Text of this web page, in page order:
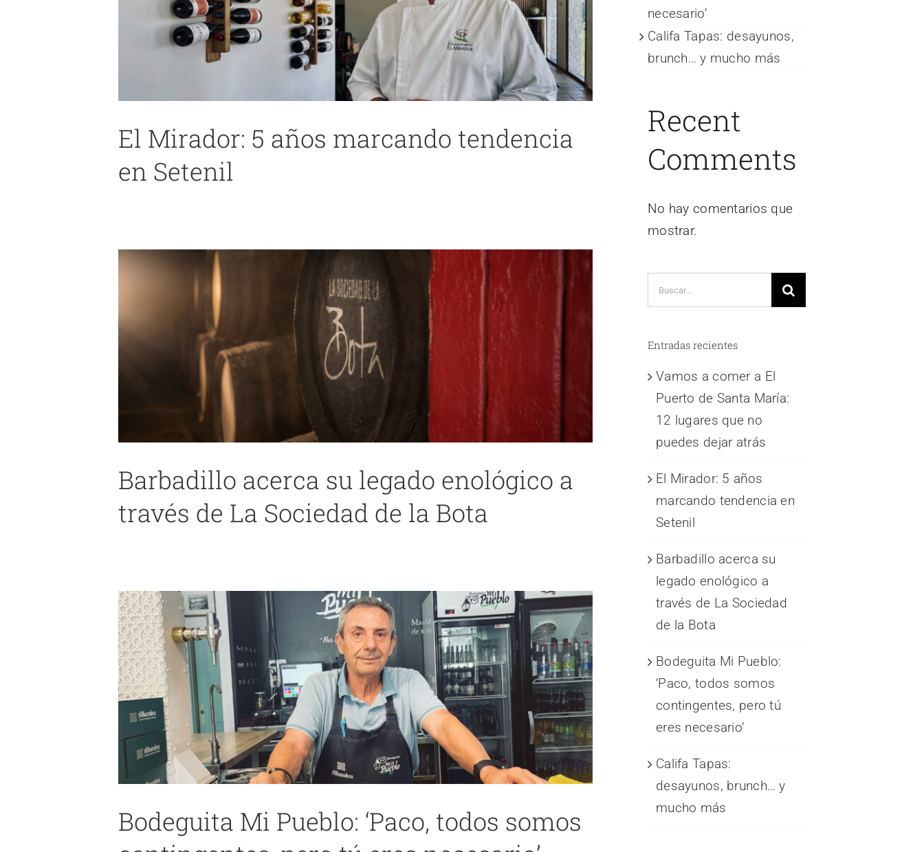
El Mirador: 5 años marcando tendencia
en Setenil
Barbadillo acerca su legado enológico a través de La Sociedad de la Bota
Barbadillo acerca su legado enológico a
través de La Sociedad de la Bota
Bodeguita Mi Pueblo: ‘Paco, todos somos contingentes, pero tú eres
necesario’
Bodeguita Mi Pueblo: ‘Paco, todos somos
Califa Tapas: desayunos, brunch… y mucho más
necesario’
Califa Tapas: desayunos,
brunch… y mucho más
Recent
Comments
No hay comentarios que
mostrar.
Entradas recientes
Vamos a comer a El
Puerto de Santa María:
12 lugares que no
puedes dejar atrás
El Mirador: 5 años
marcando tendencia en
Setenil
Barbadillo acerca su
legado enológico a
través de La Sociedad
de la Bota
Bodeguita Mi Pueblo:
‘Paco, todos somos
contingentes, pero tú
eres necesario’
Califa Tapas:
desayunos, brunch… y
mucho más